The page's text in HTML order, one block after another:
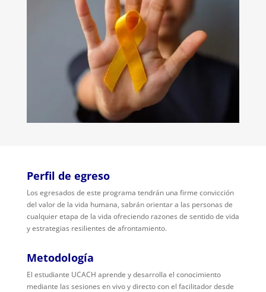
Perfil de egreso
Los egresados de este programa tendrán una firme convicción
del valor de la vida humana, sabrán orientar a las personas de
cualquier etapa de la vida ofreciendo razones de sentido de vida
y estrategias resilientes de afrontamiento.
Metodología
El estudiante UCACH aprende y desarrolla el conocimiento
mediante las sesiones en vivo y directo con el facilitador desde